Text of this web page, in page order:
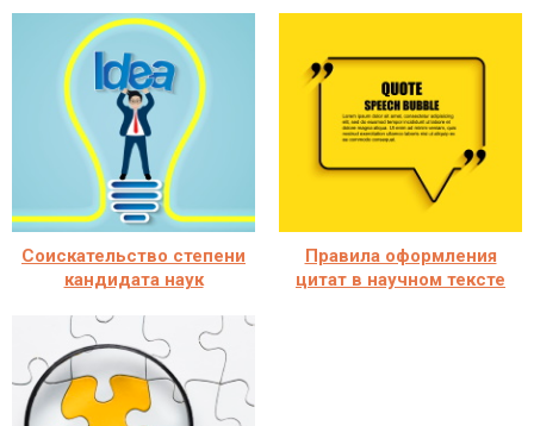
Соискательство степени
кандидата наук
Правила оформления
цитат в научном тексте